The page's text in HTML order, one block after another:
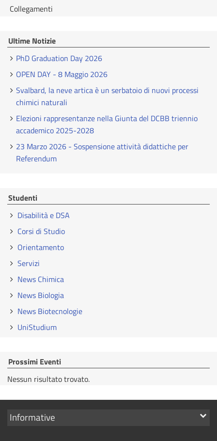
Collegamenti
Ultime Notizie
PhD Graduation Day 2026
OPEN DAY - 8 Maggio 2026
Svalbard, la neve artica è un serbatoio di nuovi processi
chimici naturali
Elezioni rappresentanze nella Giunta del DCBB triennio
accademico 2025-2028
23 Marzo 2026 - Sospensione attività didattiche per
Referendum
Studenti
Disabilità e DSA
Corsi di Studio
Orientamento
Servizi
News Chimica
News Biologia
News Biotecnologie
UniStudium
Prossimi Eventi
Nessun risultato trovato.
Mostra
Informative